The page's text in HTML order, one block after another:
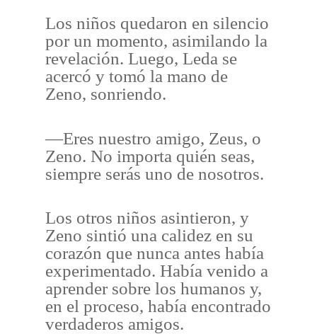
Los niños quedaron en silencio
por un momento, asimilando la
revelación. Luego, Leda se
acercó y tomó la mano de
Zeno, sonriendo.
—Eres nuestro amigo, Zeus, o
Zeno. No importa quién seas,
siempre serás uno de nosotros.
Los otros niños asintieron, y
Zeno sintió una calidez en su
corazón que nunca antes había
experimentado. Había venido a
aprender sobre los humanos y,
en el proceso, había encontrado
verdaderos amigos.